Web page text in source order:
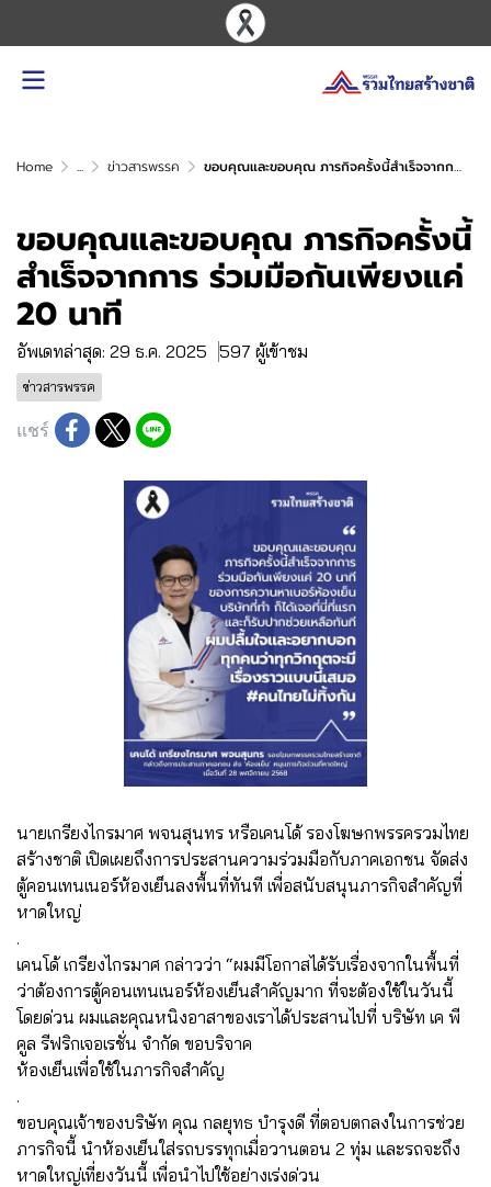
Home ... ข่าวสารพรรค ขอบคุณและขอบคุณ ภารกิจครั้งนี้สำเร็จจากการ ร่วมมือกันเพียงแค่ 20 นาที
ขอบคุณและขอบคุณ ภารกิจครั้งนี้
สำเร็จจากการ ร่วมมือกันเพียงแค่
20 นาที
อัพเดทล่าสุด: 29 ธ.ค. 2025 597 ผู้เข้าชม
ข่าวสารพรรค
แชร์
นายเกรียงไกรมาศ พจนสุนทร หรือเคนโด้ รองโฆษกพรรครวมไทย
สร้างชาติ เปิดเผยถึงการประสานความร่วมมือกับภาคเอกชน จัดส่ง
ตู้คอนเทนเนอร์ห้องเย็นลงพื้นที่ทันที เพื่อสนับสนุนภารกิจสำคัญที่
หาดใหญ่
.
เคนโด้ เกรียงไกรมาศ กล่าวว่า “ผมมีโอกาสได้รับเรื่องจากในพื้นที่
ว่าต้องการตู้คอนเทนเนอร์ห้องเย็นสำคัญมาก ที่จะต้องใช้ในวันนี้
โดยด่วน ผมและคุณหนิงอาสาของเราได้ประสานไปที่ บริษัท เค พี
คูล รีฟริกเจอเรชั่น จำกัด ขอบริจาค
ห้องเย็นเพื่อใช้ในภารกิจสำคัญ
.
ขอบคุณเจ้าของบริษัท คุณ กลยุทธ บำรุงดี ที่ตอบตกลงในการช่วย
ภารกิจนี้ นำห้องเย็นใส่รถบรรทุกเมื่อวานตอน 2 ทุ่ม และรถจะถึง
หาดใหญ่เที่ยงวันนี้ เพื่อนำไปใช้อย่างเร่งด่วน